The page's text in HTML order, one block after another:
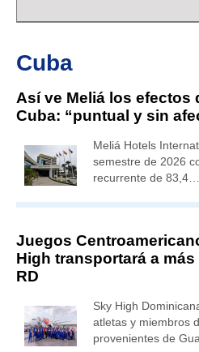
Cuba
Así ve Meliá los efectos
Cuba: “puntual y sin
Meliá Hotels
semestre de 2026
recurrente de 83,4…
Juegos
High transportará a más
RD
Sky High
atletas y miembros
provenientes de